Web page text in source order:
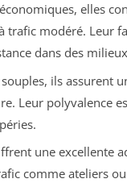
elles
trafic modéré. Leur
dans des
ils assurent
Leur polyvalence
une excellente
comme ateliers